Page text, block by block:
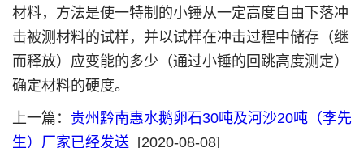
材料，方法是使一特制的小锤从一定高度自由下落冲
击被测材料的试样，并以试样在冲击过程中储存（继
而释放）应变能的多少（通过小锤的回跳高度测定）
确定材料的硬度。
上一篇： 贵州黔南惠水鹅卵石30吨及河沙20吨（李先
生）厂家已经发送
[2020-08-08]